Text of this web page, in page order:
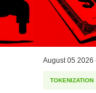
August 05 2026
TOKENIZATION